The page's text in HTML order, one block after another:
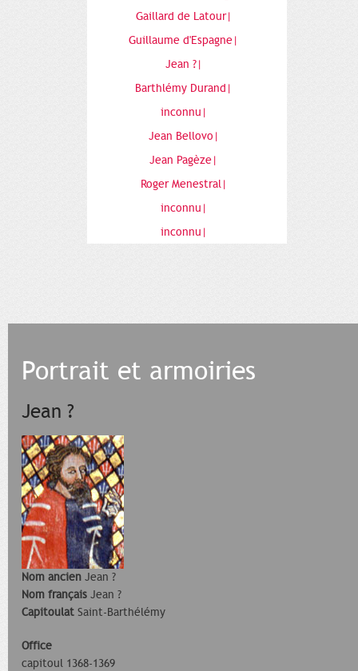
Gaillard de Latour|
Guillaume d'Espagne|
Jean ?|
Barthlémy Durand|
inconnu|
Jean Bellovo|
Jean Pagèze|
Roger Menestral|
inconnu|
inconnu|
Portrait et armoiries
Jean ?
Nom ancien Jean ?
Nom français Jean ?
Capitoulat Saint-Barthélémy
Office
capitoul 1368-1369